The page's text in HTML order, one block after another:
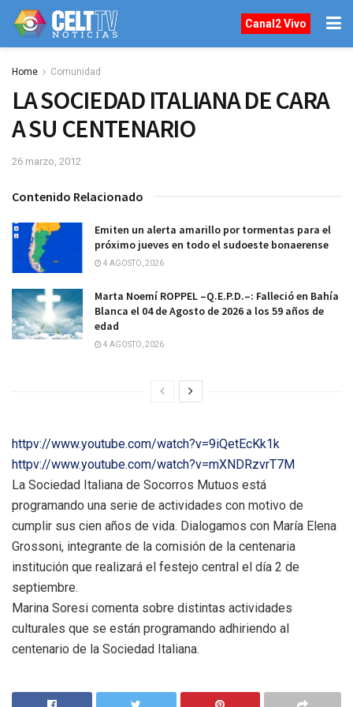
Canal2 Vivo
Home Comunidad
LA SOCIEDAD ITALIANA DE CARA
A SU CENTENARIO
26 marzo, 2012
Contenido Relacionado
Emiten un alerta amarillo por tormentas para el
próximo jueves en todo el sudoeste bonaerense
4 AGOSTO, 2026
Marta Noemí ROPPEL –Q.E.P.D.–: Falleció en Bahía
Blanca el 04 de Agosto de 2026 a los 59 años de
edad
4 AGOSTO, 2026
httpv://www.youtube.com/watch?v=9iQetEcKk1k
httpv://www.youtube.com/watch?v=mXNDRzvrT7M
La Sociedad Italiana de Socorros Mutuos está
programando una serie de actividades con motivo de
cumplir sus cien años de vida. Dialogamos con María Elena
Grossoni, integrante de la comisión de la centenaria
institución que realizará el festejo central el día 2 de
septiembre.
Marina Soresi comenta sobre distintas actividades
culturales que se están programando adhiriendo al
centenario de la Sociedad Italiana.